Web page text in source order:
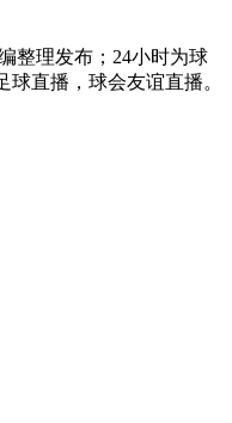
整理发布；24小时为球
直播，球会友谊直播。